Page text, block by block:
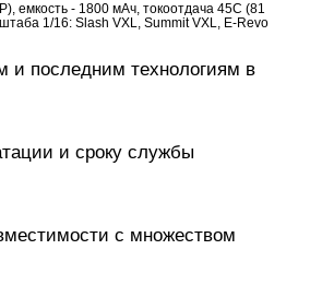
ДВС модели
емкость - 1800 мАч, токоотдача 45C (81
1/16: Slash VXL, Summit VXL, E-Revo
и последним технологиям в
и сроку службы
с множеством